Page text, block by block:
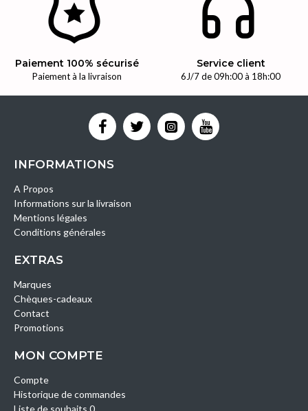
Paiement 100% sécurisé
Paiement à la livraison
Service client
6J/7 de 09h:00 à 18h:00
INFORMATIONS
A Propos
Informations sur la livraison
Mentions légales
Conditions générales
EXTRAS
Marques
Chèques-cadeaux
Contact
Promotions
MON COMPTE
Compte
Historique de commandes
Liste de souhaits 0